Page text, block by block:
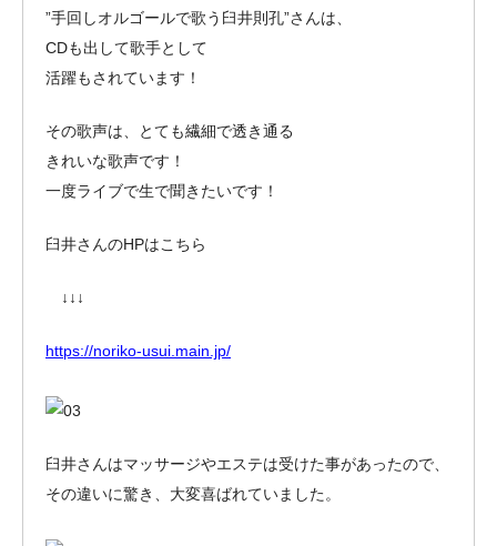
”手回しオルゴールで歌う臼井則孔”さんは、
CDも出して歌手として
活躍もされています！
その歌声は、とても繊細で透き通る
きれいな歌声です！
一度ライブで生で聞きたいです！
臼井さんのHPはこちら
↓↓↓
https://noriko-usui.main.jp/
臼井さんはマッサージやエステは受けた事があったので、
その違いに驚き、大変喜ばれていました。